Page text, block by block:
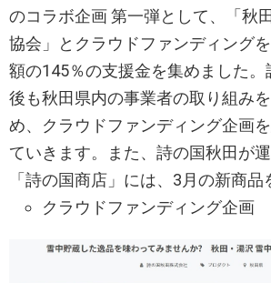
のコラボ企画 第一弾として、「秋
協会」とクラウドファンディング
額の145％の支援金を集めました
後も秋田県内の事業者の取り組み
め、クラウドファンディング企画
ていきます。また、詩の国秋田が
「詩の国商店」には、3月の新商品
クラウドファンディング企画